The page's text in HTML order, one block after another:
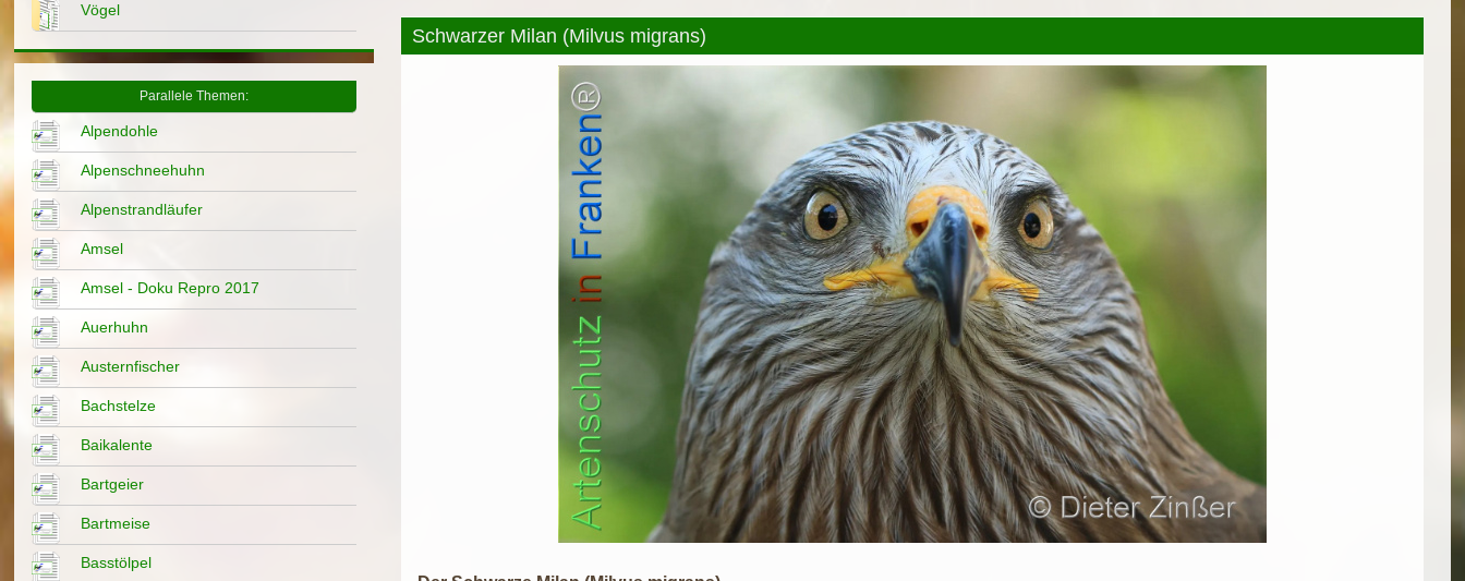
Schwarzer Milan (Milvus migrans)
Vögel
Parallele Themen:
Alpendohle
Alpenschneehuhn
Alpenstrandläufer
Amsel
Amsel - Doku Repro 2017
Auerhuhn
Austernfischer
Bachstelze
Baikalente
Bartgeier
Bartmeise
Basstölpel